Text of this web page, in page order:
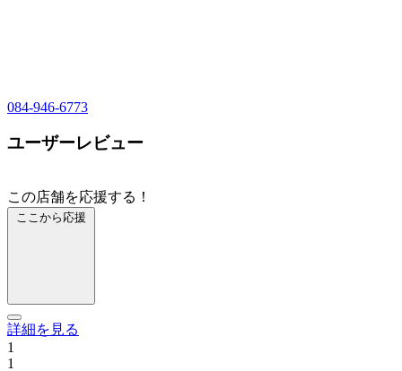
084-946-6773
ユーザーレビュー
この店舗を応援する！
ここから応援
詳細を見る
1
1